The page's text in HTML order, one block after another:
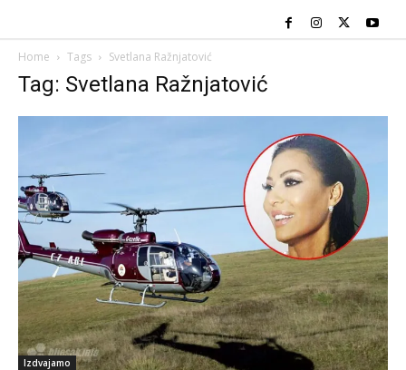
Home Tags Svetlana Ražnjatović
Tag: Svetlana Ražnjatović
Izdvajamo